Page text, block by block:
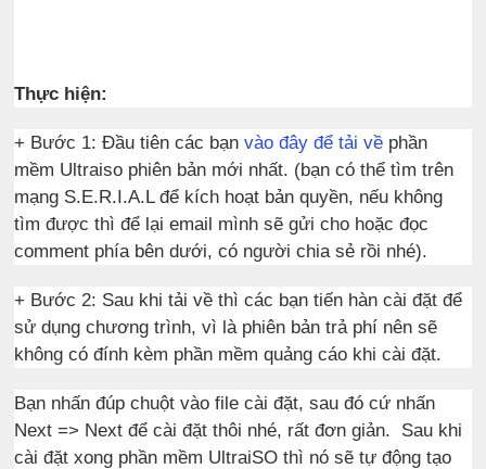
Thực hiện:
+ Bước 1: Đầu tiên các bạnvào đây để tải về phần
mềm Ultraiso phiên bản mới nhất. (bạn có thể tìm trên
mạng S.E.R.I.A.L để kích hoạt bản quyền, nếu không
tìm được thì để lại email mình sẽ gửi cho hoặc đọc
comment phía bên dưới, có người chia sẻ rồi nhé).
+ Bước 2: Sau khi tải về thì các bạn tiến hàn cài đặt để
sử dụng chương trình, vì là phiên bản trả phí nên sẽ
không có đính kèm phần mềm quảng cáo khi cài đặt.
Bạn nhấn đúp chuột vào file cài đặt, sau đó cứ nhấn
Next => Next để cài đặt thôi nhé, rất đơn giản. Sau khi
cài đặt xong phần mềm UltraiSO thì nó sẽ tự động tạo